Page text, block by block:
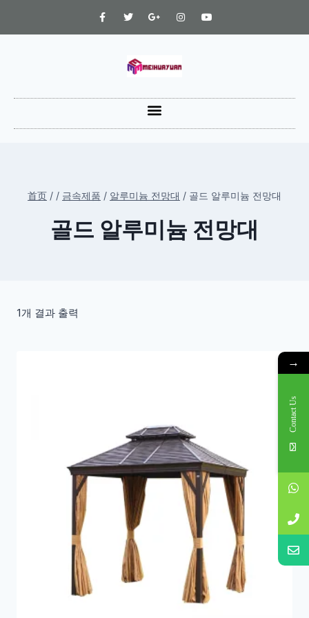
首页 / / 금속제품 / 알루미늄 전망대 / 골드 알루미늄 전망대
골드 알루미늄 전망대
1개 결과 출력
→
Contact Us